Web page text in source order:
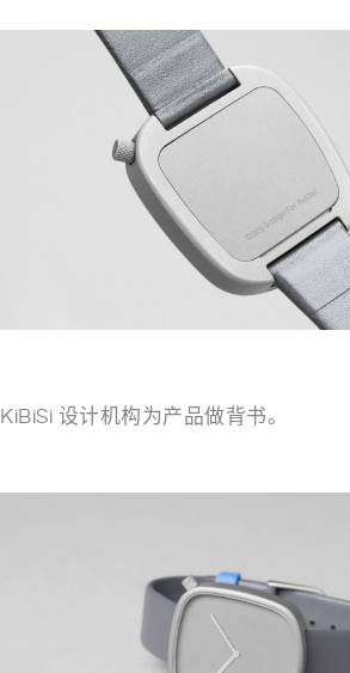
KiBiSi 设计机构为产品做背书。